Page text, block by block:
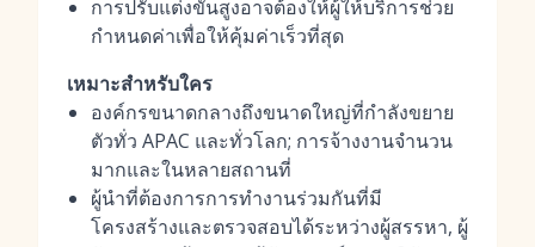
การปรับแต่งขั้นสูงอาจต้องให้ผู้ให้บริการช่วย
กำหนดค่าเพื่อให้คุ้มค่าเร็วที่สุด
เหมาะสำหรับใคร
องค์กรขนาดกลางถึงขนาดใหญ่ที่กำลังขยาย
ตัวทั่ว APAC และทั่วโลก; การจ้างงานจำนวน
มากและในหลายสถานที่
ผู้นำที่ต้องการการทำงานร่วมกันที่มี
โครงสร้างและตรวจสอบได้ระหว่างผู้สรรหา, ผู้